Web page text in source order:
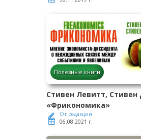
Полезные книги
Стивен Левитт, Стивен
«Фрикономика»
От редакции
06.08.2021 г.